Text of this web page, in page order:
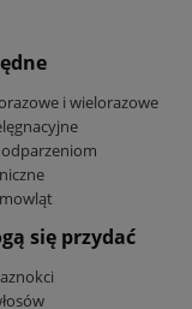
i wielorazowe
się przydać